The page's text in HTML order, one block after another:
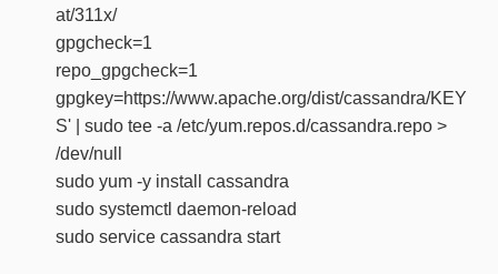
at/311x/
gpgcheck=1
repo_gpgcheck=1
gpgkey=https://www.apache.org/dist/cassandra/KEY
S' | sudo tee -a /etc/yum.repos.d/cassandra.repo >
/dev/null
sudo yum -y install cassandra
sudo systemctl daemon-reload
sudo service cassandra start